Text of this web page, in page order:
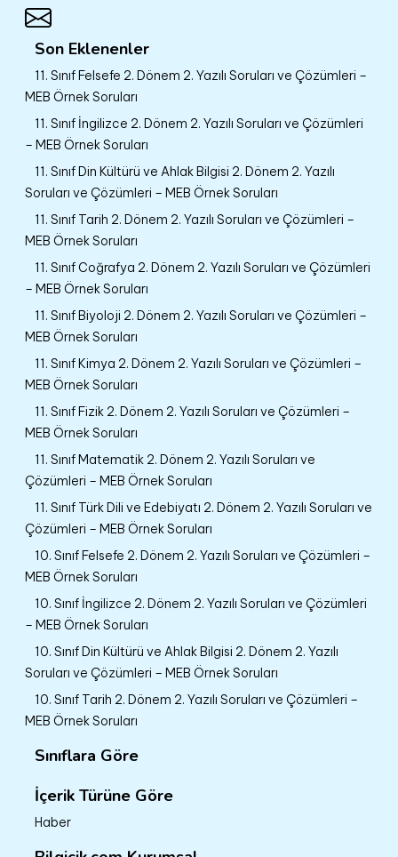
Son Eklenenler
11. Sınıf Felsefe 2. Dönem 2. Yazılı Soruları ve Çözümleri –
MEB Örnek Soruları
11. Sınıf İngilizce 2. Dönem 2. Yazılı Soruları ve Çözümleri
– MEB Örnek Soruları
11. Sınıf Din Kültürü ve Ahlak Bilgisi 2. Dönem 2. Yazılı
Soruları ve Çözümleri – MEB Örnek Soruları
11. Sınıf Tarih 2. Dönem 2. Yazılı Soruları ve Çözümleri –
MEB Örnek Soruları
11. Sınıf Coğrafya 2. Dönem 2. Yazılı Soruları ve Çözümleri
– MEB Örnek Soruları
11. Sınıf Biyoloji 2. Dönem 2. Yazılı Soruları ve Çözümleri –
MEB Örnek Soruları
11. Sınıf Kimya 2. Dönem 2. Yazılı Soruları ve Çözümleri –
MEB Örnek Soruları
11. Sınıf Fizik 2. Dönem 2. Yazılı Soruları ve Çözümleri –
MEB Örnek Soruları
11. Sınıf Matematik 2. Dönem 2. Yazılı Soruları ve
Çözümleri – MEB Örnek Soruları
11. Sınıf Türk Dili ve Edebiyatı 2. Dönem 2. Yazılı Soruları ve
Çözümleri – MEB Örnek Soruları
10. Sınıf Felsefe 2. Dönem 2. Yazılı Soruları ve Çözümleri –
MEB Örnek Soruları
10. Sınıf İngilizce 2. Dönem 2. Yazılı Soruları ve Çözümleri
– MEB Örnek Soruları
10. Sınıf Din Kültürü ve Ahlak Bilgisi 2. Dönem 2. Yazılı
Soruları ve Çözümleri – MEB Örnek Soruları
10. Sınıf Tarih 2. Dönem 2. Yazılı Soruları ve Çözümleri –
MEB Örnek Soruları
Sınıflara Göre
İçerik Türüne Göre
Haber